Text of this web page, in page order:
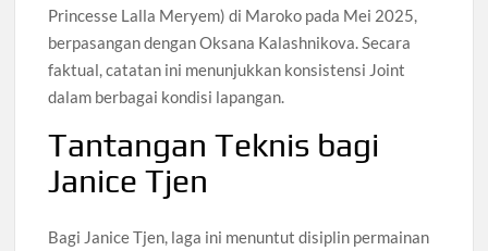
Princesse Lalla Meryem) di Maroko pada Mei 2025,
berpasangan dengan Oksana Kalashnikova. Secara
faktual, catatan ini menunjukkan konsistensi Joint
dalam berbagai kondisi lapangan.
Tantangan Teknis bagi
Janice Tjen
Bagi Janice Tjen, laga ini menuntut disiplin permainan